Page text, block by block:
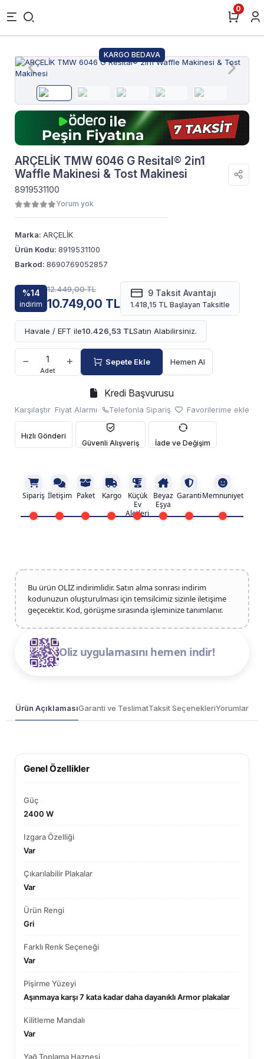
0
KARGO BEDAVA
ARÇELİK TMW 6046 G Resital® 2in1
Waffle Makinesi & Tost Makinesi
8919531100
Yorum yok
Marka: ARÇELİK
Ürün Kodu: 8919531100
Barkod: 8690769052857
%14
indirim
12.449,00 TL
10.749,00 TL
9 Taksit Avantajı
1.418,15 TL Başlayan Taksitle
Havale / EFT ile10.426,53 TLSatın Alabilirsiniz.
Adet
Sepete Ekle Hemen Al
Kredi Başvurusu
Karşılaştır Fiyat Alarmı Telefonla Sipariş Favorilerime ekle
Hızlı Gönderi
Güvenli Alışveriş
İade ve Değişim
Sipariş İletişim Paket Kargo
Küçük
Ev
Aletleri
Beyaz
Eşya
GarantiMemnuniyet
Bu ürün OLİZ indirimlidir. Satın alma sonrası indirim
kodunuzun oluşturulması için temsilcimiz sizinle iletişime
geçecektir. Kod, görüşme sırasında işleminize tanımlanır.
Oliz uygulamasını hemen indir!
Ürün AçıklamasıGaranti ve TeslimatTaksit SeçenekleriYorumlar
Genel Özellikler
Güç
2400 W
Izgara Özelliği
Var
Çıkarılabilir Plakalar
Var
Ürün Rengi
Gri
Farklı Renk Seçeneği
Var
Pişirme Yüzeyi
Aşınmaya karşı 7 kata kadar daha dayanıklı Armor plakalar
Kilitleme Mandalı
Var
Yağ Toplama Haznesi